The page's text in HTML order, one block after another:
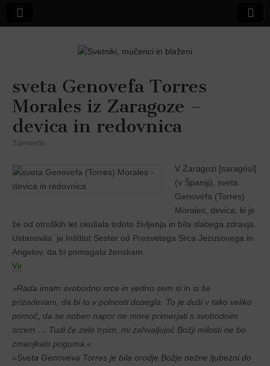
Svetniki,
mučenci in
sveta Genovefa Torres
Morales iz Zaragoze –
devica in redovnica
5. januarja
V Zaragozi [saragósi]
(v Španĳi), sveta
Genovéfa (Torres)
Morales, devica, ki je
že od otroških let okušala trdoto življenja in bila slabega zdravja.
Ustanovila je Inštitut Sester od Presvetega Srca Jezusovega in
Angelov, da bi pomagala ženskam.
Vir
»Rada imam svobodno srce in vedno sem si in si še
prizadevam, da bi to v polnosti dosegla. To je duši v tako veliko
pomoč, da se noben napor ne more primerjati s svobodnim
srcem … Tudi če zelo trpim, mi zahvaljujoč Božji milosti ne bo
zmanjkalo poguma.«
»Sveta Genoveva Torres je bila orodje Božje nežne ljubezni do